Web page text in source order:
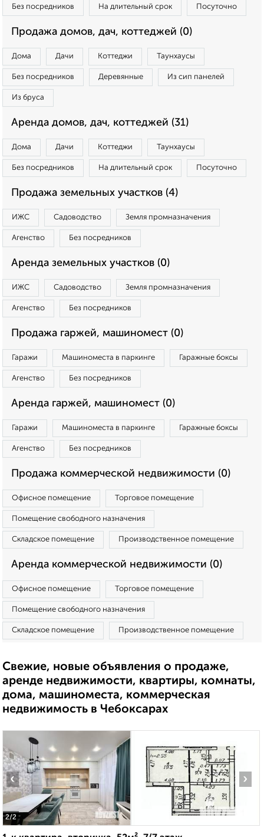
Без посредников На длительный срок Посуточно
Продажа домов, дач, коттеджей (0)
Дома Дачи Коттеджи Таунхаусы
Без посредников Деревянные Из сип панелей
Из бруса
Аренда домов, дач, коттеджей (31)
Дома Дачи Коттеджи Таунхаусы
Без посредников На длительный срок Посуточно
Продажа земельных участков (4)
ИЖС Садоводство Земля промназначения
Агенство Без посредников
Аренда земельных участков (0)
ИЖС Садоводство Земля промназначения
Агенство Без посредников
Продажа гаржей, машиномест (0)
Гаражи Машиноместа в паркинге Гаражные боксы
Агенство Без посредников
Аренда гаржей, машиномест (0)
Гаражи Машиноместа в паркинге Гаражные боксы
Агенство Без посредников
Продажа коммерческой недвижимости (0)
Офисное помещение Торговое помещение
Помещение свободного назначения
Складское помещение Производственное помещение
Аренда коммерческой недвижимости (0)
Офисное помещение Торговое помещение
Помещение свободного назначения
Складское помещение Производственное помещение
Свежие, новые объявления о продаже,
аренде недвижимости, квартиры, комнаты,
дома, машиноместа, коммерческая
недвижимость в Чебоксарах
2/2
‹ ›